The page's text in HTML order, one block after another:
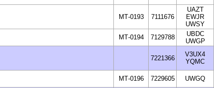
МТ-0193 7111676
UAZT
EWJR
UWSY
МТ-0194 7129788
UBDC
UWGP
7221366
V3UX4
YQMC
МТ-0196 7229605 UWGQ